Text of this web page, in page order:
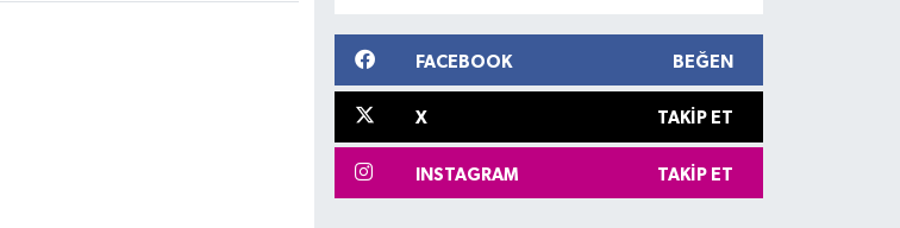
FACEBOOK BEĞEN
X TAKIP ET
INSTAGRAM TAKIP ET